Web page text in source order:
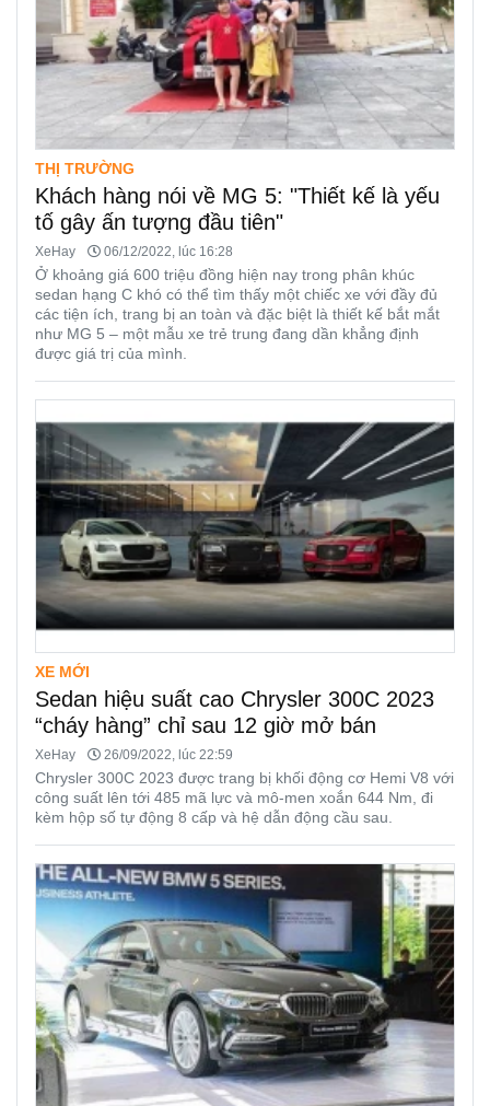
THỊ TRƯỜNG
Khách hàng nói về MG 5: "Thiết kế là yếu
tố gây ấn tượng đầu tiên"
XeHay 06/12/2022, lúc 16:28
Ở khoảng giá 600 triệu đồng hiện nay trong phân khúc
sedan hạng C khó có thể tìm thấy một chiếc xe với đầy đủ
các tiện ích, trang bị an toàn và đặc biệt là thiết kế bắt mắt
như MG 5 – một mẫu xe trẻ trung đang dần khẳng định
được giá trị của mình.
XE MỚI
Sedan hiệu suất cao Chrysler 300C 2023
“cháy hàng” chỉ sau 12 giờ mở bán
XeHay 26/09/2022, lúc 22:59
Chrysler 300C 2023 được trang bị khối động cơ Hemi V8 với
công suất lên tới 485 mã lực và mô-men xoắn 644 Nm, đi
kèm hộp số tự động 8 cấp và hệ dẫn động cầu sau.